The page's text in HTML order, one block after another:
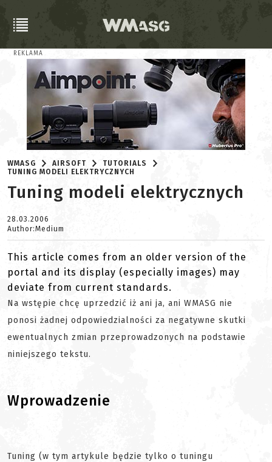
REKLAMA
WMASG AIRSOFT
TUTORIALS
TUNING MODELI ELEKTRYCZNYCH
Tuning modeli elektrycznych
28.03.2006
Author:Medium
This article comes from an older version of the
portal and its display (especially images) may
deviate from current standards.
Na wstępie chcę uprzedzić iż ani ja, ani WMASG nie
ponosi żadnej odpowiedzialności za negatywne skutki
ewentualnych zmian przeprowadzonych na podstawie
niniejszego tekstu.
Wprowadzenie
Tuning (w tym artykule będzie tylko o tuningu